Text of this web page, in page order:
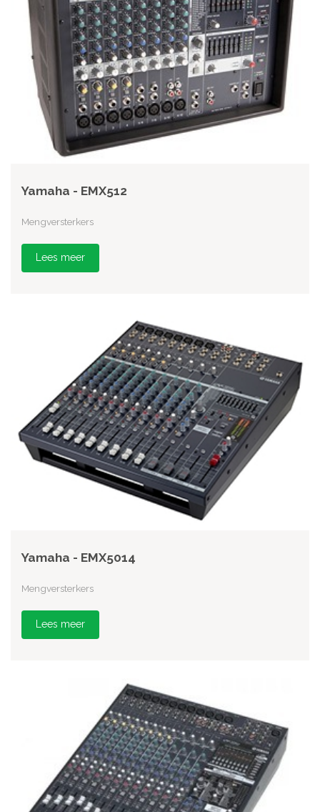
Yamaha - EMX512
Mengversterkers
Lees meer
Yamaha - EMX5014
Mengversterkers
Lees meer